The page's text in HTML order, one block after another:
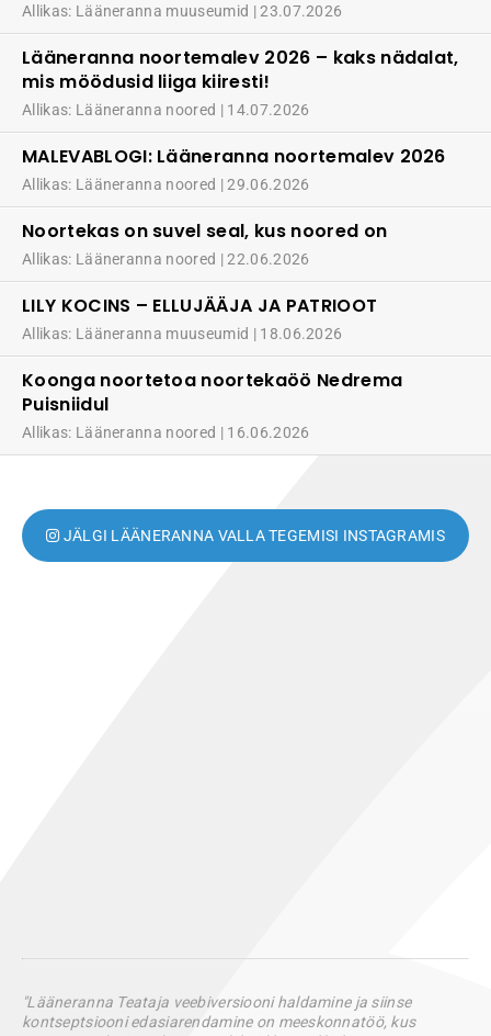
Allikas: Lääneranna muuseumid 23.07.2026
Lääneranna noortemalev 2026 – kaks nädalat,
mis möödusid liiga kiiresti!
Allikas: Lääneranna noored 14.07.2026
MALEVABLOGI: Lääneranna noortemalev 2026
Allikas: Lääneranna noored 29.06.2026
Noortekas on suvel seal, kus noored on
Allikas: Lääneranna noored 22.06.2026
LILY KOCINS – ELLUJÄÄJA JA PATRIOOT
Allikas: Lääneranna muuseumid 18.06.2026
Koonga noortetoa noortekaöö Nedrema
Puisniidul
Allikas: Lääneranna noored 16.06.2026
JÄLGI LÄÄNERANNA VALLA TEGEMISI INSTAGRAMIS
"Lääneranna Teataja veebiversiooni haldamine ja siinse
kontseptsiooni edasiarendamine on meeskonnatöö, kus